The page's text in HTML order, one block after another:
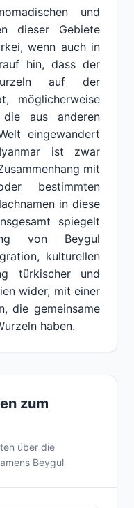
und
dieser Gebiete
wenn auch in
hin, dass der
auf der
möglicherweise
aus anderen
eingewandert
ist zwar
mit
bestimmten
in diese
spiegelt
von Beygul
kulturellen
türkischer und
wider, mit einer
die gemeinsame
haben.
zum
über die
Beygul